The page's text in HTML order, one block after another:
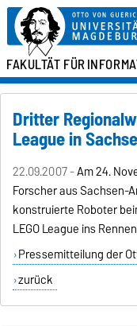
FAKULTÄT FÜR
Dritter
League in
22.09.2007 -Am 24.
Forscher aus Sachsen-
konstruierte Roboter
LEGO League ins
Pressemitteilung der
zurück